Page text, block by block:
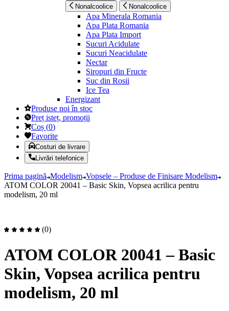
Nonalcoolice Nonalcoolice
Apa Minerala Romania
Apa Plata Romania
Apa Plata Import
Sucuri Acidulate
Sucuri Neacidulate
Nectar
Siropuri din Fructe
Suc din Rosii
Ice Tea
Energizant
Produse noi în stoc
Preț isteț, promoții
Coș (0)
Favorite
Costuri de livrare
Livrări telefonice
Prima pagină Modelism Vopsele – Produse de Finisare Modelism
ATOM COLOR 20041 – Basic Skin, Vopsea acrilica pentru
modelism, 20 ml
(0)
ATOM COLOR 20041 – Basic
Skin, Vopsea acrilica pentru
modelism, 20 ml